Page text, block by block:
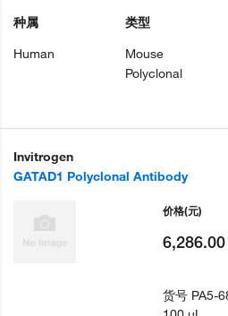
种属
Human
类型
Mouse
Polyclonal
Invitrogen
GATAD1 Polyclonal Antibody
价格(元)
6,286.00
货号 PA5-